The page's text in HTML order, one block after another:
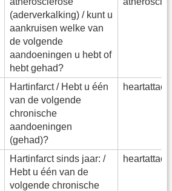
(aderverkalking) / kunt u
aankruisen welke van
de volgende
aandoeningen u hebt of
hebt gehad?
Hartinfarct / Hebt u één
van de volgende
chronische
aandoeningen
(gehad)?
Hartinfarct sinds jaar: /
Hebt u één van de
volgende chronische